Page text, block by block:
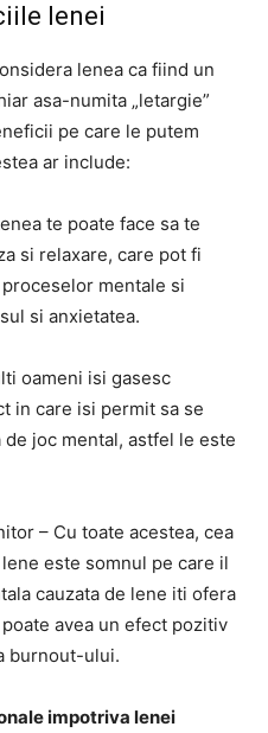
lenei
lenea ca fiind un
asa-numita „letargie”
pe care le putem
ar include:
te poate face sa te
si relaxare, care pot fi
mentale si
si anxietatea.
oameni isi gasesc
in care isi permit sa se
joc mental, astfel le este
– Cu toate acestea, cea
este somnul pe care il
cauzata de lene iti ofera
avea un efect pozitiv
burnout-ului.
impotriva lenei